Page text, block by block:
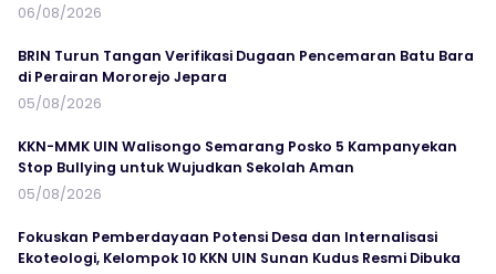
06/08/2026
BRIN Turun Tangan Verifikasi Dugaan Pencemaran Batu Bara
di Perairan Mororejo Jepara
05/08/2026
KKN-MMK UIN Walisongo Semarang Posko 5 Kampanyekan
Stop Bullying untuk Wujudkan Sekolah Aman
05/08/2026
Fokuskan Pemberdayaan Potensi Desa dan Internalisasi
Ekoteologi, Kelompok 10 KKN UIN Sunan Kudus Resmi Dibuka